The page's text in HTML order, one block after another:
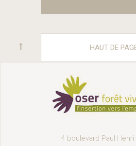
HAUT DE
4 boulevard Paul Henri